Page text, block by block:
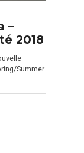
–
2018
Summer